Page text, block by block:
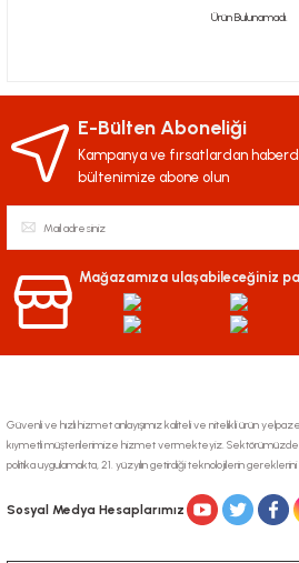
Ürün Bulunamadı.
E-Bülten Aboneliği
Kampanya ve fırsatlardan
bültenimize abone olun
Mağazamıza ulaşabileceğiniz
Güvenli ve hızlı hizmet anlayışımız kaliteli ve nitelikli ürün
kıymetli müşterilerimize hizmet vermekteyiz. Sektörümüzde iç
politika uygulamakta, 21. yüzyılın getirdiği teknolojilerin
Sosyal Medya Hesaplarımız